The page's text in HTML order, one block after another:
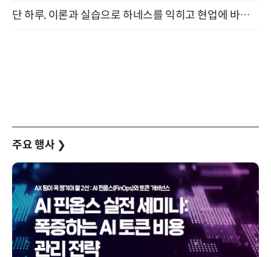
단 하루, 이론과 실습으로 하네스를 익히고 현업에 바로 쓰는 핸즈온 워크숍 (8/20)
주요 행사 ❯